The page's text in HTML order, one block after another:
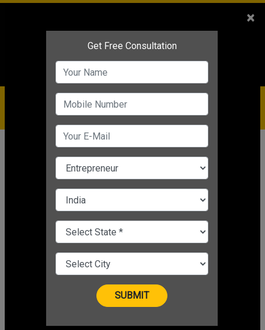
Service
IBC+91-9910344443
care@badabusiness.com
919810544443
व्यावसायिक विचार
Business Ideas for Women: ये है
महिलाओं के लिए 3 शानदार बिजनेस आइडिया,
होगी तगड़ी कमाई !
व्यावसायिक विचार Apr 11, 2025 07:20 PM IST
CHANGE LANGUAGE
×